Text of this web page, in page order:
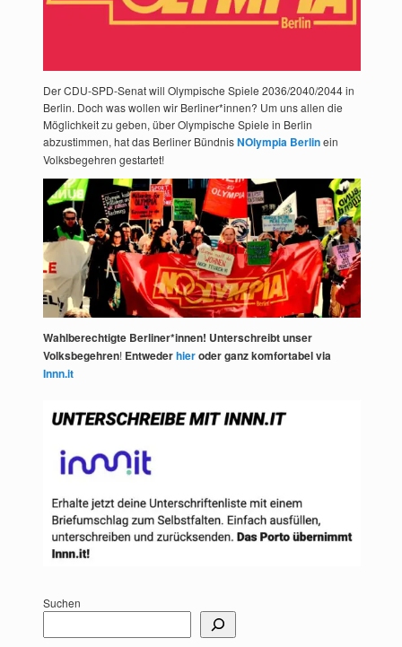
Der CDU-SPD-Senat will Olympische Spiele 2036/2040/2044 in
Berlin. Doch was wollen wir Berliner*innen? Um uns allen die
Möglichkeit zu geben, über Olympische Spiele in Berlin
abzustimmen, hat das Berliner BündnisNOlympia Berlinein
Volksbegehren gestartet!
Wahlberechtigte Berliner*innen! Unterschreibt unser
Volksbegehren! Entwederhieroder ganz komfortabel via
Innn.it
Suchen